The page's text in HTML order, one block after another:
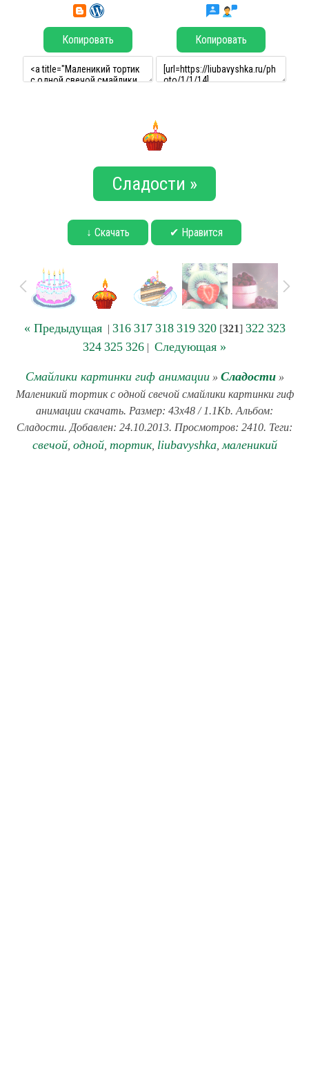
Копировать Копировать
Сладости »
↓ Скачать ✔ Нравится
« Предыдущая| 316 317 318 319 320[321] 322 323
324 325 326 | Следующая »
Смайлики картинки гиф анимации» Сладости»
Маленикий тортик с одной свечой смайлики картинки гиф
анимации скачать. Размер: 43x48 / 1.1Kb. Альбом:
Сладости. Добавлен: 24.10.2013. Просмотров: 2410. Теги:
свечой, одной, тортик, liubavyshka, маленикий